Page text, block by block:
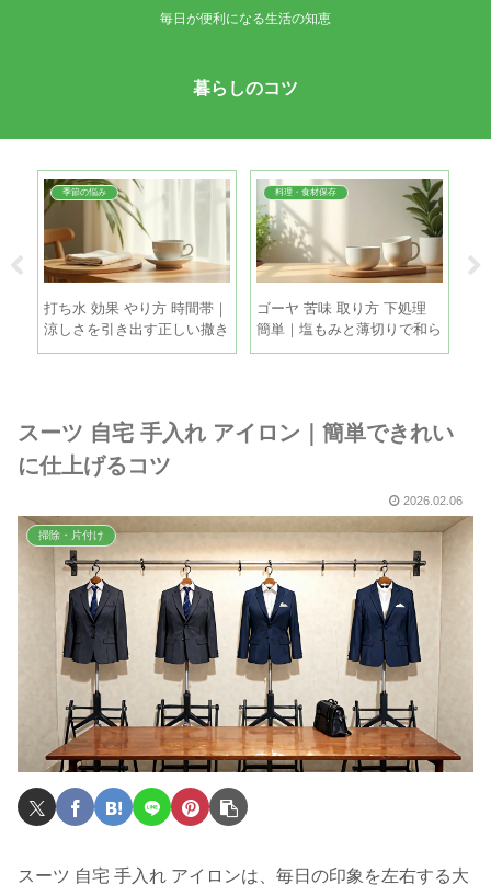
毎日が便利になる生活の知恵
暮らしのコツ
季節の悩み
打ち水 効果 やり方 時間帯｜
涼しさを引き出す正しい撒き
方と注意点
料理・食材保存
ゴーヤ 苦味 取り方 下処理
簡単｜塩もみと薄切りで和ら
げる手順
スーツ 自宅 手入れ アイロン｜簡単できれい
に仕上げるコツ
2026.02.06
掃除・片付け
スーツ 自宅 手入れ アイロンは、毎日の印象を左右する大